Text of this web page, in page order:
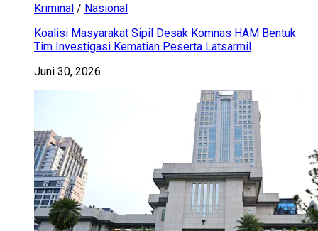
Kriminal / Nasional
Koalisi Masyarakat Sipil Desak Komnas HAM Bentuk
Tim Investigasi Kematian Peserta Latsarmil
Juni 30, 2026